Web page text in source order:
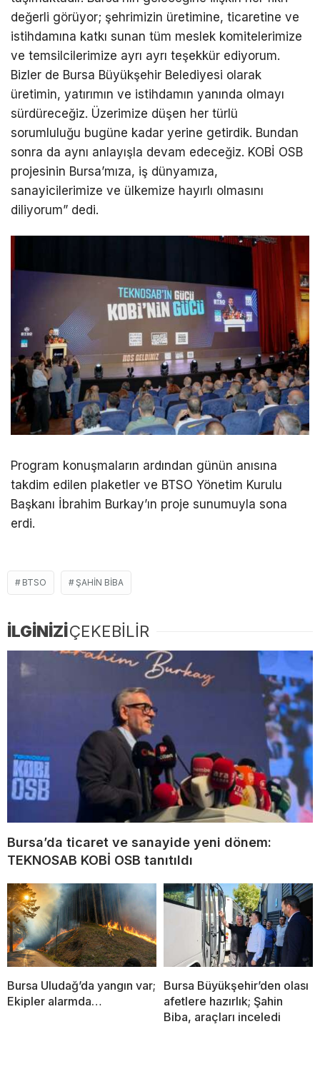
değerli görüyor; şehrimizin üretimine, ticaretine ve
istihdamına katkı sunan tüm meslek komitelerimize
ve temsilcilerimize ayrı ayrı teşekkür ediyorum.
Bizler de Bursa Büyükşehir Belediyesi olarak
üretimin, yatırımın ve istihdamın yanında olmayı
sürdüreceğiz. Üzerimize düşen her türlü
sorumluluğu bugüne kadar yerine getirdik. Bundan
sonra da aynı anlayışla devam edeceğiz. KOBİ OSB
projesinin Bursa’mıza, iş dünyamıza,
sanayicilerimize ve ülkemize hayırlı olmasını
diliyorum” dedi.
Program konuşmaların ardından günün anısına
takdim edilen plaketler ve BTSO Yönetim Kurulu
Başkanı İbrahim Burkay’ın proje sunumuyla sona
erdi.
BTSO ŞAHIN BIBA
İLGİNİZİÇEKEBİLİR
Bursa’da ticaret ve sanayide yeni dönem:
TEKNOSAB KOBİ OSB tanıtıldı
Bursa Uludağ’da yangın var;
Ekipler alarmda…
Bursa Büyükşehir’den olası
afetlere hazırlık; Şahin
Biba, araçları inceledi